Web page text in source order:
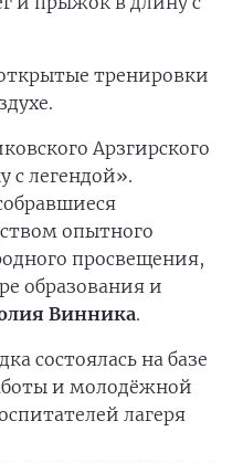
тренировки
Арзгирского
с легендой».
опытного
просвещения,
образования и
Винника.
состоялась на базе
и молодёжной
лагеря